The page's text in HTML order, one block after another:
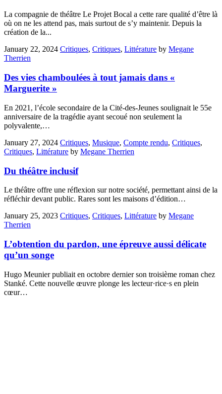
La compagnie de théâtre Le Projet Bocal a cette rare qualité d’être là
où on ne les attend pas, mais surtout de s’y maintenir. Depuis la
création de la...
January 22, 2024 Critiques, Critiques, Littérature by Megane
Therrien
Des vies chamboulées à tout jamais dans «
Marguerite »
En 2021, l’école secondaire de la Cité-des-Jeunes soulignait le 55e
anniversaire de la tragédie ayant secoué non seulement la
polyvalente,…
January 27, 2024 Critiques, Musique, Compte rendu, Critiques,
Critiques, Littérature by Megane Therrien
Du théâtre inclusif
Le théâtre offre une réflexion sur notre société, permettant ainsi de la
réfléchir devant public. Rares sont les maisons d’édition…
January 25, 2023 Critiques, Critiques, Littérature by Megane
Therrien
L’obtention du pardon, une épreuve aussi délicate
qu’un songe
Hugo Meunier publiait en octobre dernier son troisième roman chez
Stanké. Cette nouvelle œuvre plonge les lecteur·rice·s en plein
cœur…